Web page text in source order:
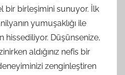
bir birleşimini sunuyor. İlk
yumuşaklığı ile
hissediliyor. Düşünsenize,
aldığınız nefis bir
zenginleştiren